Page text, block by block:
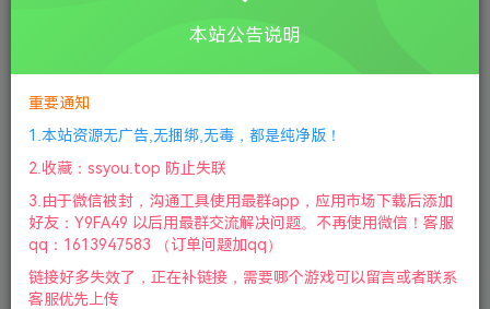
解压到最后就是出现错误代码
本站公告说明
重要通知
1.本站资源无广告,无捆绑,无毒，都是纯净版！
2.收藏：ssyou.top 防止失联
3.由于微信被封，沟通工具使用最群app，应用市场下载后添加
好友：Y9FA49 以后用最群交流解决问题。不再使用微信！客服
qq：1613947583 （订单问题加qq）
链接好多失效了，正在补链接，需要哪个游戏可以留言或者联系
客服优先上传